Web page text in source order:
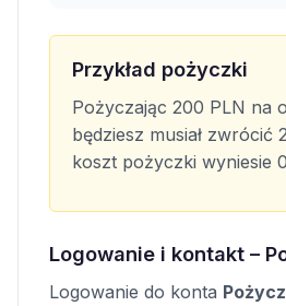
Przykład pożyczki
Pożyczając 200 PLN na
będziesz musiał zwrócić
koszt pożyczki wyniesie
Logowanie i kontakt –
Logowanie do konta